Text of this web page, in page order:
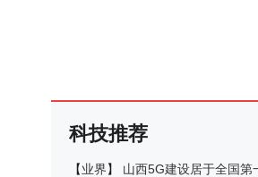
科技推荐
【业界】
山西5G建设居于全国第